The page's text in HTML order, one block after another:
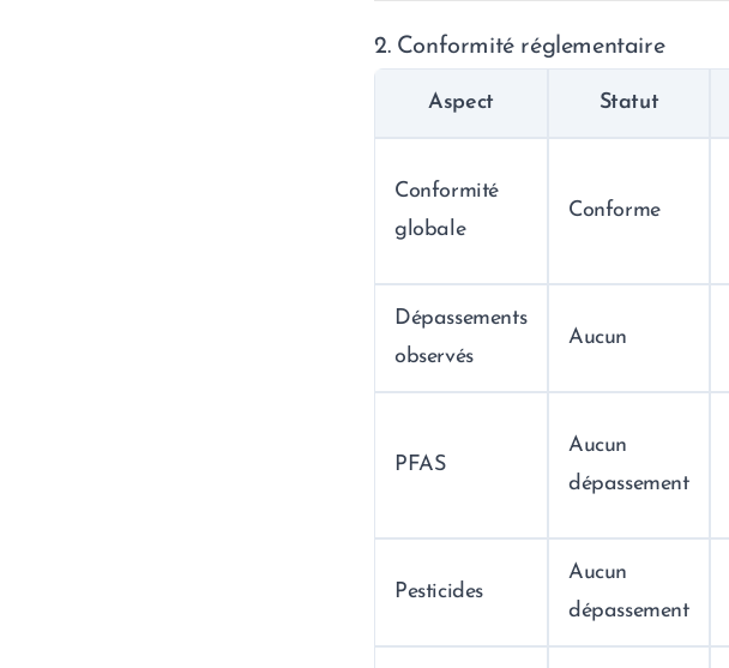
2. Conformité réglementaire
Aspect Statut
Conformité
globale
Conforme
Dépassements
observés
Aucun
PFAS
Aucun
dépassement
Pesticides
Aucun
dépassement